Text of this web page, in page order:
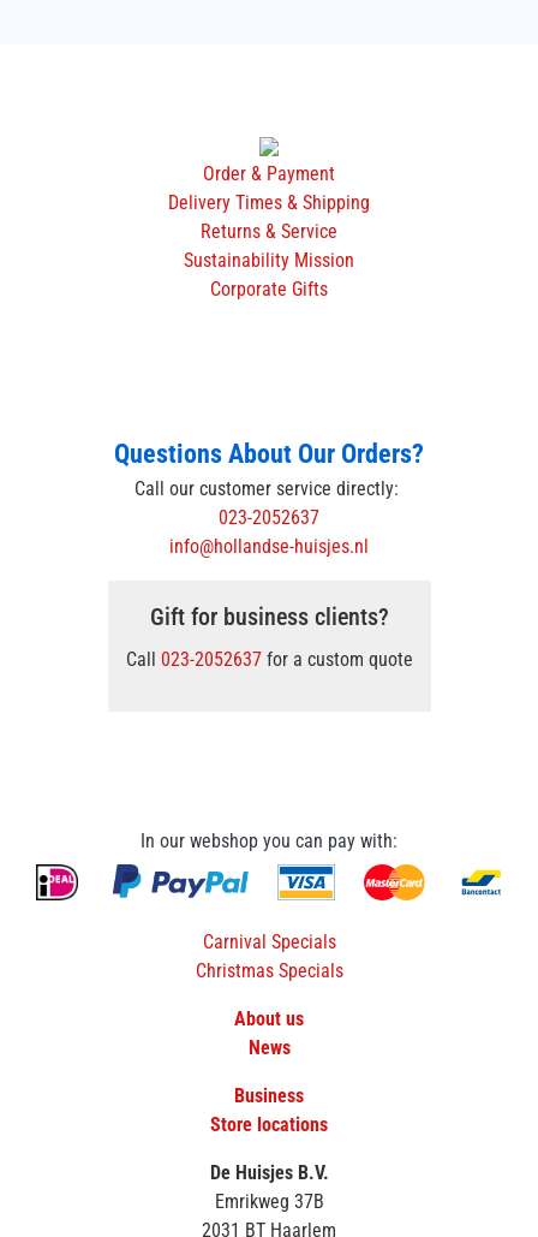
Order & Payment
Delivery Times & Shipping
Returns & Service
Sustainability Mission
Corporate Gifts
Questions About Our Orders?
Call our customer service directly:
023-2052637
info@hollandse-huisjes.nl
Gift for business clients?
Call 023-2052637for a custom quote
In our webshop you can pay with:
Carnival Specials
Christmas Specials
About us
News
Business
Store locations
De Huisjes B.V.
Emrikweg 37B
2031 BT Haarlem